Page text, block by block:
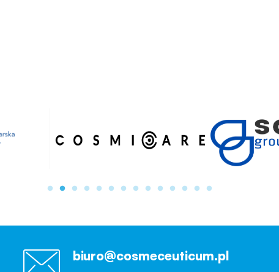
biuro@cosmeceuticum.pl